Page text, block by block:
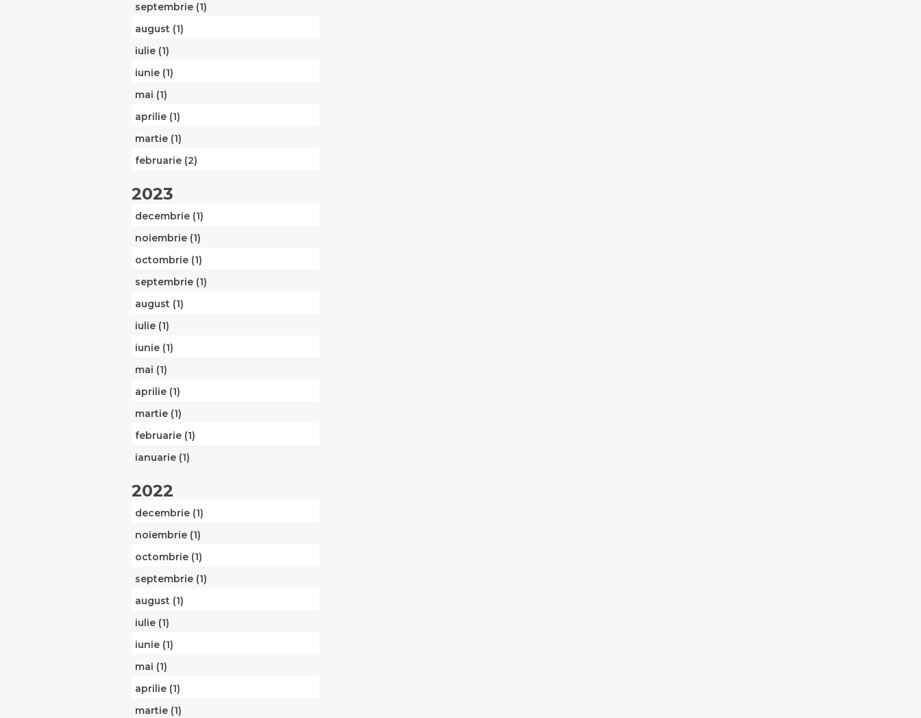
septembrie (1)
august (1)
iulie (1)
iunie (1)
mai (1)
aprilie (1)
martie (1)
februarie (2)
2023
decembrie (1)
noiembrie (1)
octombrie (1)
septembrie (1)
august (1)
iulie (1)
iunie (1)
mai (1)
aprilie (1)
martie (1)
februarie (1)
ianuarie (1)
2022
decembrie (1)
noiembrie (1)
octombrie (1)
septembrie (1)
august (1)
iulie (1)
iunie (1)
mai (1)
aprilie (1)
martie (1)